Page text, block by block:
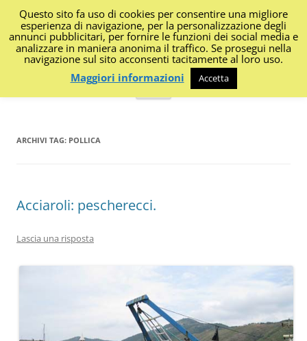
I Diari di Portanapoli
Impressioni, sapori, colori dalla regione
Vai
ARCHIVI TAG: POLLICA
Acciaroli: pescherecci.
Lascia una risposta
Questo sito fa uso di cookies per consentire una migliore
esperienza di navigazione, per la personalizzazione degli
annunci pubblicitari, per fornire le funzioni dei social media e
analizzare in maniera anonima il traffico. Se prosegui nella
navigazione sul sito acconsenti tacitamente al loro uso.
Maggiori informazioni
Accetta